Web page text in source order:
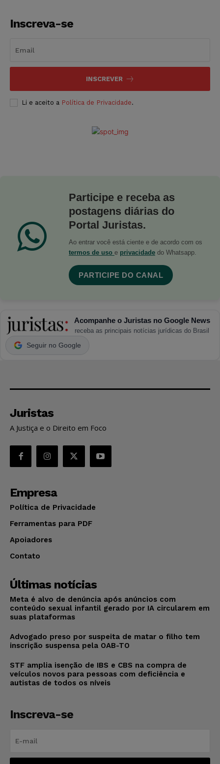
Inscreva-se
INSCREVER
Li e aceito a Política de Privacidade.
Participe e receba as
postagens diárias do
Portal Juristas.
Ao entrar você está ciente e de acordo com os
termos de uso e privacidade do Whatsapp.
PARTICIPE DO CANAL
Acompanhe o Juristas no Google News
receba as principais notícias jurídicas do Brasil
Seguir no Google
Juristas
A Justiça e o Direito em Foco
Empresa
Política de Privacidade
Ferramentas para PDF
Apoiadores
Contato
Últimas notícias
Meta é alvo de denúncia após anúncios com
conteúdo sexual infantil gerado por IA circularem em
suas plataformas
Advogado preso por suspeita de matar o filho tem
inscrição suspensa pela OAB-TO
STF amplia isenção de IBS e CBS na compra de
veículos novos para pessoas com deficiência e
autistas de todos os níveis
Inscreva-se